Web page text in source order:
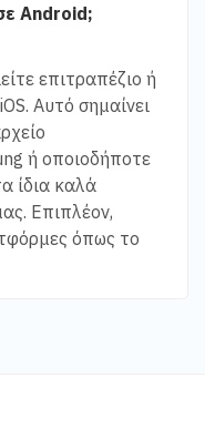
Android;
επιτραπέζιο ή
Αυτό σημαίνει
ή οποιοδήποτε
ίδια καλά
Επιπλέον,
όπως το